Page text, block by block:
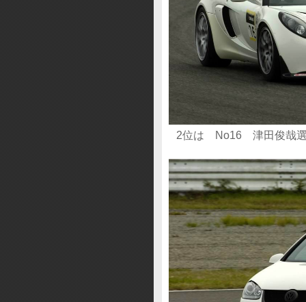
2位は No16 津田俊哉